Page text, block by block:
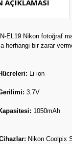
AÇIKLAMASI
EL19 Nikon fotoğraf
herhangi bir zarar
Li-ion
3.7V
1050mAh
Nikon Coolpix